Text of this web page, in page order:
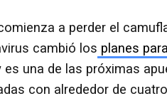
a perder el
cambió los planes
una de las próximas
con alrededor de